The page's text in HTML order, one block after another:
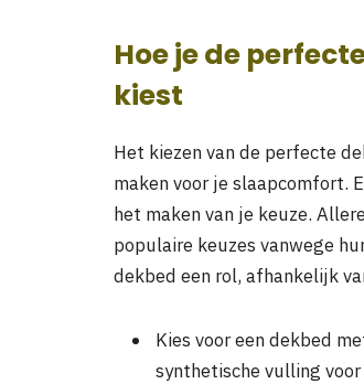
Hoe je de
kiest
Het kiezen van de perfecte
maken voor je slaapcomfort.
het maken van je keuze.
populaire keuzes vanwege
dekbed een rol, afhankelijk
Kies voor een dekbed
synthetische vulling